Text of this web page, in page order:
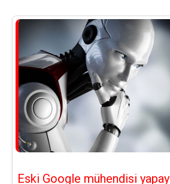
Eski Google mühendisi